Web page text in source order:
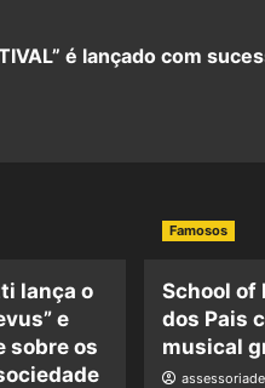
é lançado com
lança o
e
sobre os
Famosos
School of
dos Pais
musical